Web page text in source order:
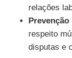
relações
respeito
disputas e